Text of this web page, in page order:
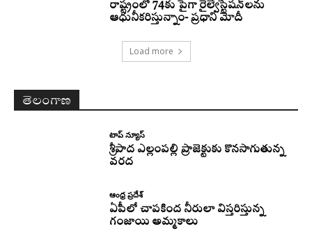
రాష్ట్రంలో 74కు పైగా రైల్వేస్టేషన్‌లను
ఆధునీకరిస్తున్నాం- ప్రధాని మోదీ
Load more
తెలంగాణ
టాప్ న్యూస్
శ్రీపాద ఎల్లంపల్లి ప్రాజెక్టుకు కొనసాగుతున్న
వరద
ఆంధ్ర ప్రదేశ్
ఏపీలో చాపకింద నీరులా విస్తరిస్తున్న
గంజాయి అమ్మకాలు